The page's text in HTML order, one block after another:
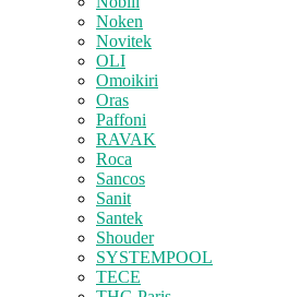
Noken
Novitek
OLI
Omoikiri
Oras
Paffoni
RAVAK
Roca
Sancos
Sanit
Santek
Shouder
SYSTEMPOOL
TECE